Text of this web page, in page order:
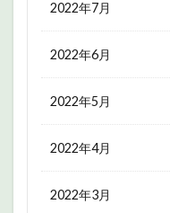
2022年7月
2022年6月
2022年5月
2022年4月
2022年3月